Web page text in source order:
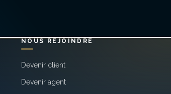
NOUS REJOINDRE
Devenir client
Devenir agent